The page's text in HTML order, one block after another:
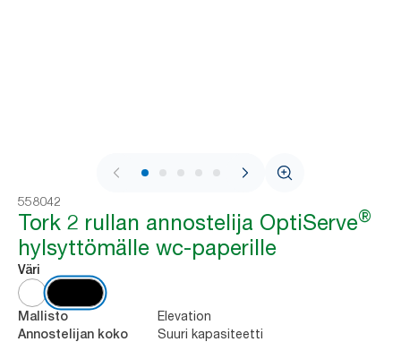
1 / 7
558042
Tork 2 rullan annostelija OptiServe®
hylsyttömälle wc-paperille
Väri
Mallisto Elevation
Annostelijan koko Suuri kapasiteetti